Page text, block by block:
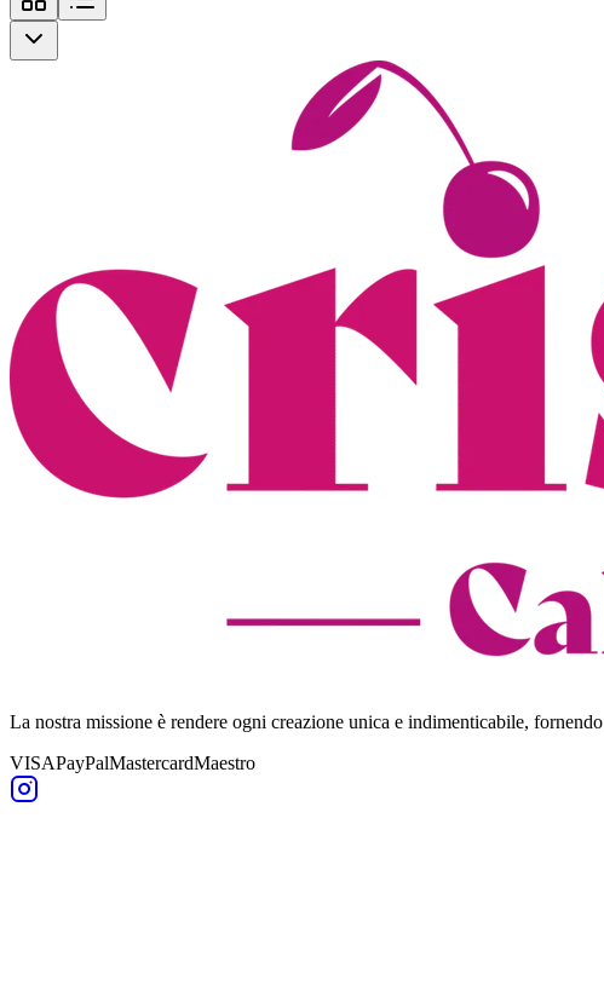
La nostra missione è rendere ogni creazione unica e indimenticabile, fornendo
VISAPayPalMastercardMaestro